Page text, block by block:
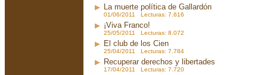
La muerte política de Gallardón
01/06/2011 Lecturas: 7.616
¡Viva Franco!
25/05/2011 Lecturas: 8.072
El club de los Cien
25/04/2011 Lecturas: 7.784
Recuperar derechos y libertades
17/04/2011 Lecturas: 7.720